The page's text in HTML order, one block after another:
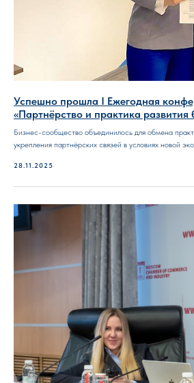
Успешно прошла I Ежегодная
«Партнёрство и практика развития
Бизнес-сообщество объединилось для обмена
укрепления партнёрских связей в условиях новой
28.11.2025